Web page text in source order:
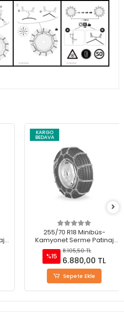
KARGO
BEDAVA
255/70 R18 Minibüs-
Kamyonet Serme Patinaj
Zinciri - M220
%15
8.105,50 TL
6.880,00 TL
Sepete Ekle